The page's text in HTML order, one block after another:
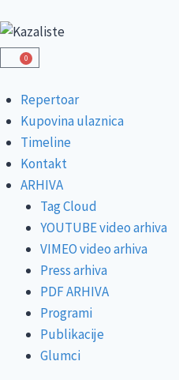
0
Repertoar
Kupovina ulaznica
Timeline
Kontakt
ARHIVA
Tag Cloud
YOUTUBE video arhiva
VIMEO video arhiva
Press arhiva
PDF ARHIVA
Programi
Publikacije
Glumci